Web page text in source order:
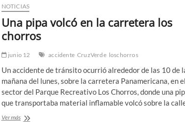
de
tránsito
NOTICIAS
Una pipa volcó en la carretera los
chorros
junio 12 accidente CruzVerde loschorros
Un accidente de tránsito ocurrió alrededor de las 10 de
mañana del lunes, sobre la carretera Panamericana, en el
sector del Parque Recreativo Los Chorros, donde una
que transportaba material inflamable volcó sobre la
Ver másUna